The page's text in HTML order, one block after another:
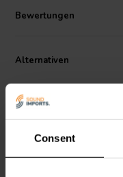
Consent
Bewertungen
Alternativen